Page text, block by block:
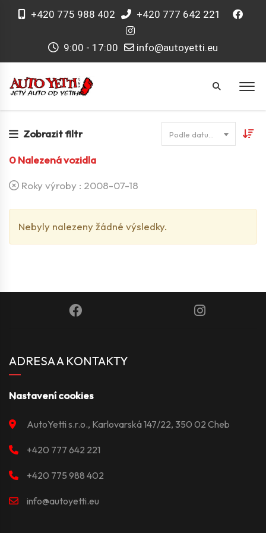
+420 775 988 402 +420 777 642 221
9:00 - 17:00 info@autoyetti.eu
Zobrazit filtr
0Nalezená vozidla
Roky výroby : 2008-07-18
Nebyly nalezeny žádné výsledky.
ADRESA A KONTAKTY
Nastavení cookies
AutoYetti s.r.o., Karlovarská 147/22, 350 02 Cheb
+420 777 642 221
+420 775 988 402
info@autoyetti.eu